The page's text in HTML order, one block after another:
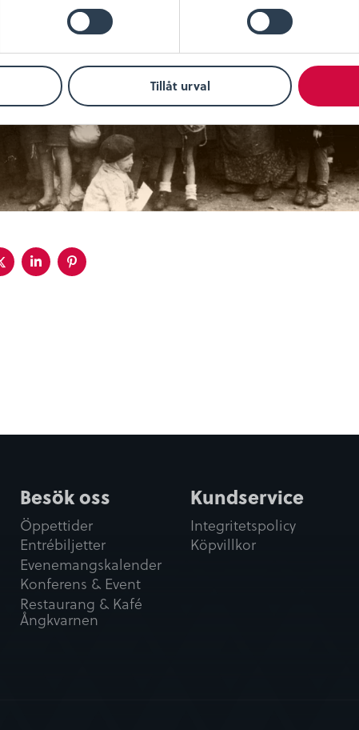
Tillåt urval
Dela
på
Dela
på
Dela
på
Besök oss
Öppettider
Entrébiljetter
Evenemangskalender
Konferens & Event
Restaurang & Kafé
Ångkvarnen
Kundservice
Integritetspolicy
Köpvillkor